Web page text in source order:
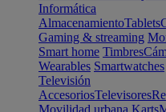
Informática
AlmacenamientoTablets
Gaming & streaming
Smart home Timbres
Wearables Smartwatches
Televisión
AccesoriosTelevisores
Movilidad urbana Karts